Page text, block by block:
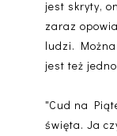
jest skryty,
zaraz
ludzi.
jest też
"Cud na
święta. Ja